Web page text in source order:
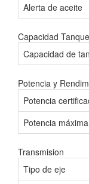
Alerta de aceite
Capacidad
Capacidad de
Potencia y
Potencia
Potencia
Transmision
Tipo de eje